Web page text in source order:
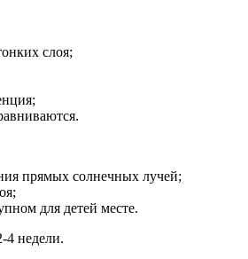
слоя;
прямых солнечных лучей;
для детей месте.
4 недели.